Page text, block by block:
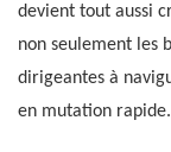
devient tout aussi
non seulement les
dirigeantes à
en mutation rapide.